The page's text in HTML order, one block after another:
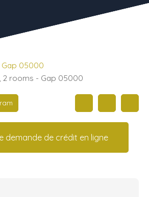
Gap 05000
2 rooms - Gap 05000
demande de crédit en ligne